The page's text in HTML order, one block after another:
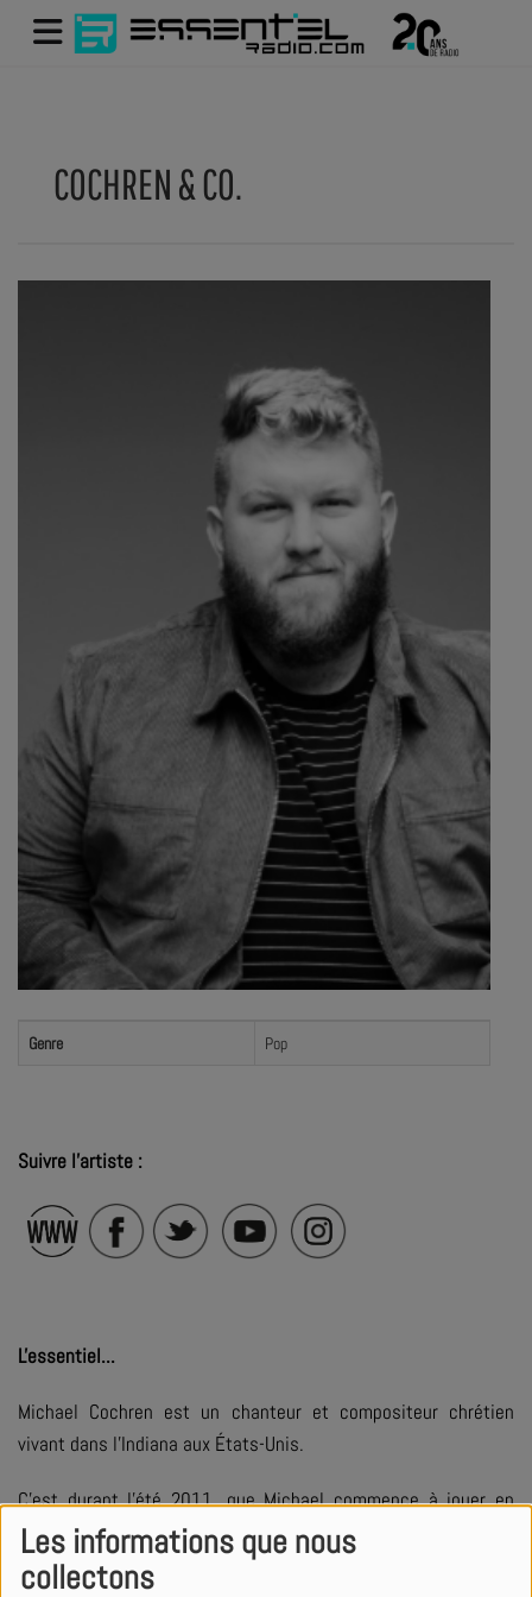
Les informations que nous
collectons
COCHREN & CO.
Genre Pop
Suivre l'artiste :
L'essentiel...
Michael Cochren est un chanteur et compositeur chrétien
vivant dans l'Indiana aux États-Unis.
C'est durant l'été 2011, que Michael commence à jouer en
solo. Après la sortie de son premier EP, Michael part en
tournées à travers le Etats-Unis, où il développe davantage